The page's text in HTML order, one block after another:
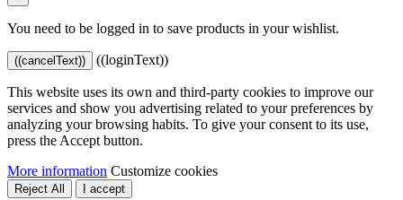
You need to be logged in to save products in your wishlist.
((cancelText)) ((loginText))
This website uses its own and third-party cookies to improve our
services and show you advertising related to your preferences by
analyzing your browsing habits. To give your consent to its use,
press the Accept button.
More information Customize cookies
Reject All I accept